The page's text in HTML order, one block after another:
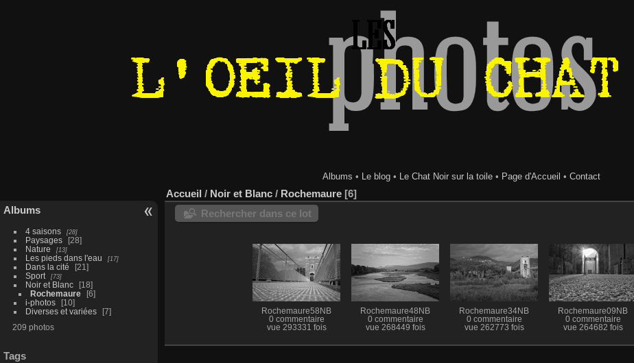
Albums • Le blog• Le Chat Noir sur la toile• Page d'Accueil • Contact
Albums
4 saisons 28
Paysages
28
Nature
13
Les pieds dans l'eau 17
Dans la cité
21
Sport
73
Noir et Blanc
18
Rochemaure
6
i-photos
10
Diverses et variées
7
209 photos
Tags
Accueil / Noir et Blanc / Rochemaure 6
Rechercher dans ce lot
Rochemaure58NB
0 commentaire
vue 293331 fois
Rochemaure48NB
0 commentaire
vue 268449 fois
Rochemaure34NB
0 commentaire
vue 262773 fois
Rochemaure09NB
0 commentaire
vue 264682 fois